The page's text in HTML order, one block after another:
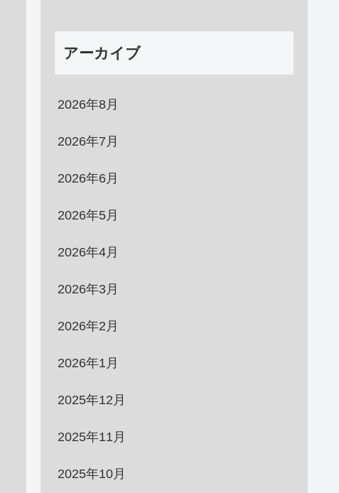
アーカイブ
2026年8月
2026年7月
2026年6月
2026年5月
2026年4月
2026年3月
2026年2月
2026年1月
2025年12月
2025年11月
2025年10月